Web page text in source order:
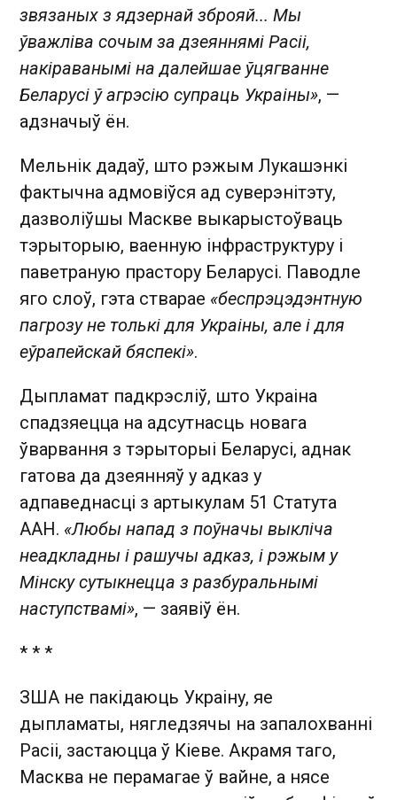
звязаных з ядзернай зброяй... Мы
ўважліва сочым за дзеяннямі Расіі,
накіраванымі на далейшае ўцягванне
Беларусі ў агрэсію супраць Украіны», —
адзначыў ён.
Мельнік дадаў, што рэжым Лукашэнкі
фактычна адмовіўся ад суверэнітэту,
дазволіўшы Маскве выкарыстоўваць
тэрыторыю, ваенную інфраструктуру і
паветраную прастору Беларусі. Паводле
яго слоў, гэта стварае «беспрэцэдэнтную
пагрозу не толькі для Украіны, але і для
еўрапейскай бяспекі».
Дыпламат падкрэсліў, што Украіна
спадзяецца на адсутнасць новага
ўварвання з тэрыторыі Беларусі, аднак
гатова да дзеянняў у адказ у
адпаведнасці з артыкулам 51 Статута
ААН. «Любы напад з поўначы выкліча
неадкладны і рашучы адказ, і рэжым у
Мінску сутыкнецца з разбуральнымі
наступствамі», — заявіў ён.
* * *
ЗША не пакідаюць Украіну, яе
дыпламаты, нягледзячы на запалохванні
Расіі, застаюцца ў Кіеве. Акрамя таго,
Масква не перамагае ў вайне, а нясе